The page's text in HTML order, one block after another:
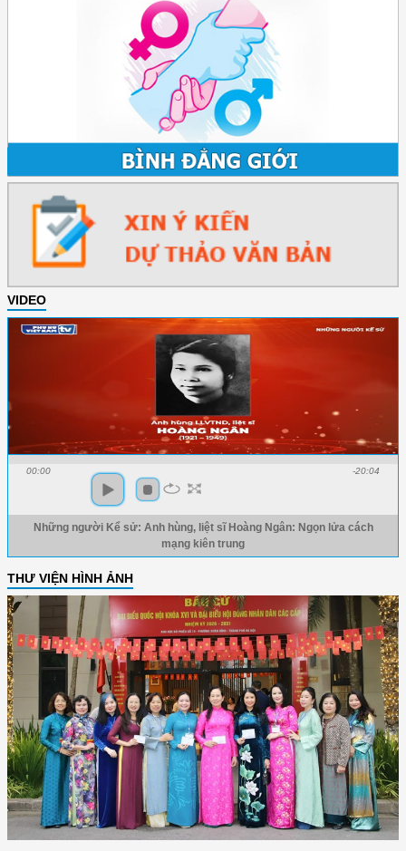
VIDEO
00:00 -20:04
Những người Kể sử: Anh hùng, liệt sĩ Hoàng Ngân: Ngọn lửa cách
mạng kiên trung
THƯ VIỆN HÌNH ẢNH